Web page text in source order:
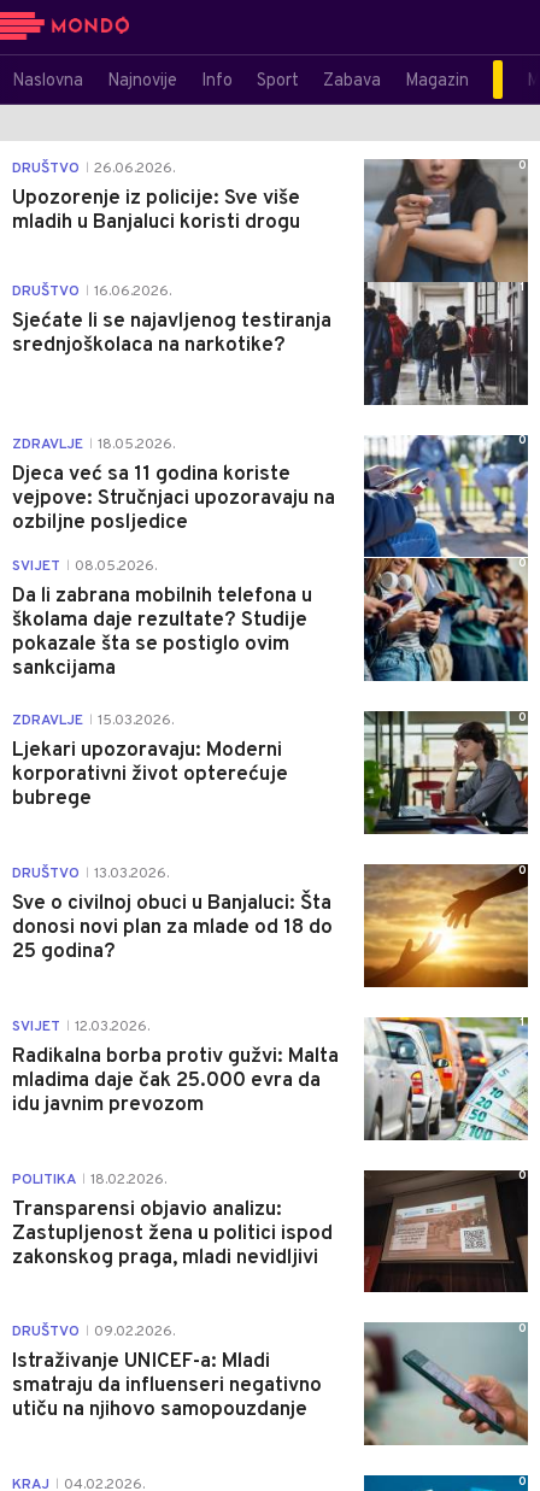
Naslovna Najnovije Info Sport Zabava Magazin
DRUŠTVO 26.06.2026.
Upozorenje iz policije: Sve više
mladih u Banjaluci koristi drogu
0
DRUŠTVO 16.06.2026.
Sjećate li se najavljenog testiranja
srednjoškolaca na narkotike?
1
ZDRAVLJE 18.05.2026.
Djeca već sa 11 godina koriste
vejpove: Stručnjaci upozoravaju na
ozbiljne posljedice
0
SVIJET 08.05.2026.
Da li zabrana mobilnih telefona u
školama daje rezultate? Studije
pokazale šta se postiglo ovim
sankcijama
0
ZDRAVLJE 15.03.2026.
Ljekari upozoravaju: Moderni
korporativni život opterećuje
bubrege
0
DRUŠTVO 13.03.2026.
Sve o civilnoj obuci u Banjaluci: Šta
donosi novi plan za mlade od 18 do
25 godina?
0
SVIJET 12.03.2026.
Radikalna borba protiv gužvi: Malta
mladima daje čak 25.000 evra da
idu javnim prevozom
1
POLITIKA 18.02.2026.
Transparensi objavio analizu:
Zastupljenost žena u politici ispod
zakonskog praga, mladi nevidljivi
0
DRUŠTVO 09.02.2026.
Istraživanje UNICEF-a: Mladi
smatraju da influenseri negativno
utiču na njihovo samopouzdanje
0
KRAJ 04.02.2026. 0